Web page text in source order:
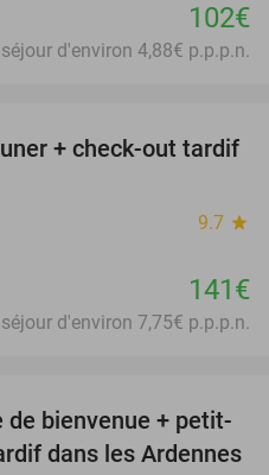
102€
d'environ 4,88€ p.p.p.n.
+ check-out tardif
9.7 star
141€
d'environ 7,75€ p.p.p.n.
de bienvenue + petit-
dans les Ardennes